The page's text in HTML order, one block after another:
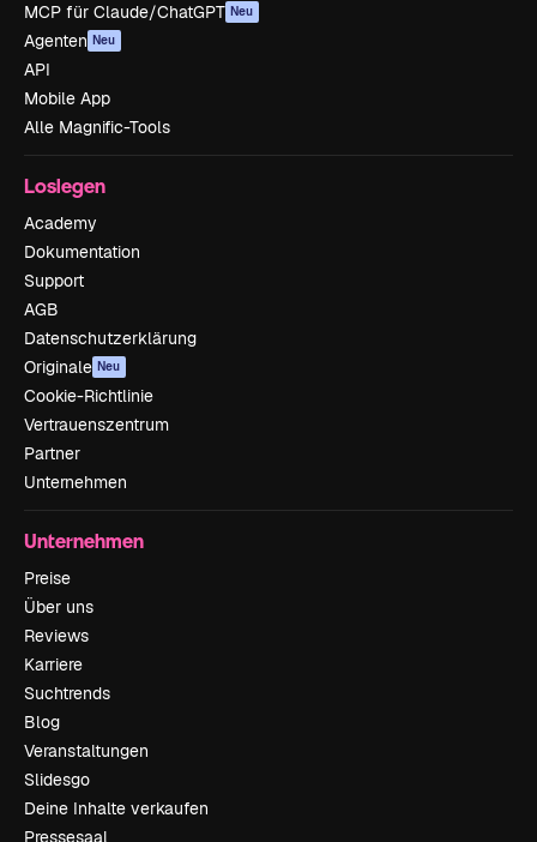
MCP für Claude/ChatGPT Neu
Agenten Neu
API
Mobile App
Alle Magnific-Tools
Loslegen
Academy
Dokumentation
Support
AGB
Datenschutzerklärung
Originale Neu
Cookie-Richtlinie
Vertrauenszentrum
Partner
Unternehmen
Unternehmen
Preise
Über uns
Reviews
Karriere
Suchtrends
Blog
Veranstaltungen
Slidesgo
Deine Inhalte verkaufen
Pressesaal